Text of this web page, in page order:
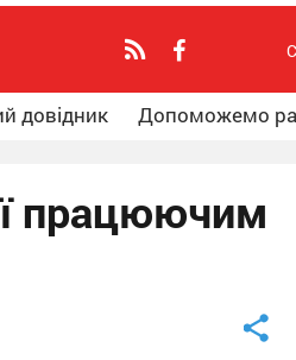
довідник Допоможемо
працюючим